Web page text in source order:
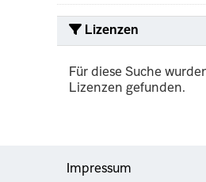
Lizenzen
Für diese Suche
Lizenzen gefunden.
Impressum